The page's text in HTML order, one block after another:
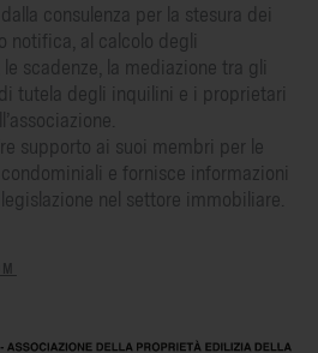
dalla consulenza per la stesura dei
notifica, al calcolo degli
scadenze, la mediazione tra gli
tutela degli inquilini e i proprietari
supporto ai suoi membri per le
e fornisce informazioni
nel settore immobiliare.